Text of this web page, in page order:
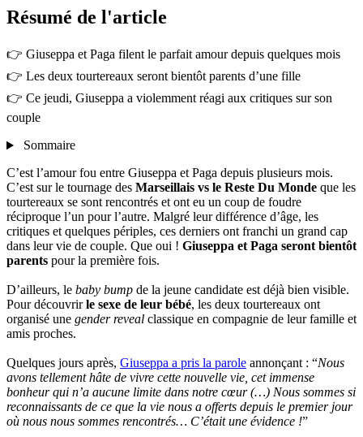
Résumé de l'article
👉 Giuseppa et Paga filent le parfait amour depuis quelques mois
👉 Les deux tourtereaux seront bientôt parents d’une fille
👉 Ce jeudi, Giuseppa a violemment réagi aux critiques sur son
couple
Sommaire
C’est l’amour fou entre Giuseppa et Paga depuis plusieurs mois.
C’est sur le tournage des Marseillais vs le Reste Du Monde que les
tourtereaux se sont rencontrés et ont eu un coup de foudre
réciproque l’un pour l’autre. Malgré leur différence d’âge, les
critiques et quelques périples, ces derniers ont franchi un grand cap
dans leur vie de couple. Que oui ! Giuseppa et Paga seront bientôt
parents pour la première fois.
D’ailleurs, le baby bump de la jeune candidate est déjà bien visible.
Pour découvrirle sexe de leur bébé, les deux tourtereaux ont
organisé une gender reveal classique en compagnie de leur famille et
amis proches.
Quelques jours après, Giuseppa a pris la parole annonçant : “Nous
avons tellement hâte de vivre cette nouvelle vie, cet immense
bonheur qui n’a aucune limite dans notre cœur (…) Nous sommes si
reconnaissants de ce que la vie nous a offerts depuis le premier jour
où nous nous sommes rencontrés… C’était une évidence !”